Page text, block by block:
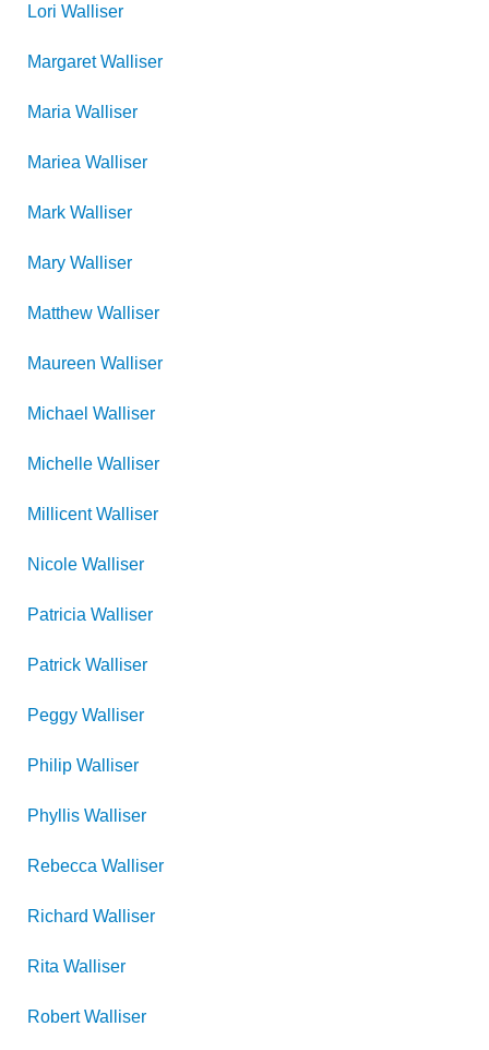
Lori Walliser
Margaret Walliser
Maria Walliser
Mariea Walliser
Mark Walliser
Mary Walliser
Matthew Walliser
Maureen Walliser
Michael Walliser
Michelle Walliser
Millicent Walliser
Nicole Walliser
Patricia Walliser
Patrick Walliser
Peggy Walliser
Philip Walliser
Phyllis Walliser
Rebecca Walliser
Richard Walliser
Rita Walliser
Robert Walliser